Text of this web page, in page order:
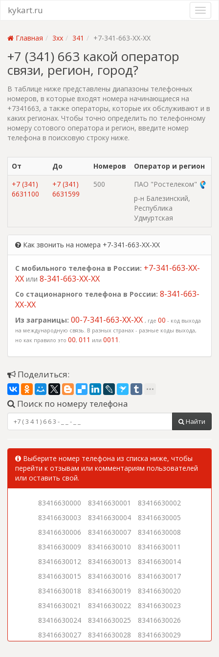
kykart.ru
Главная 3xx 341 +7-341-663-XX-XX
+7 (341) 663 какой оператор
связи, регион, город?
В таблице ниже представлены диапазоны телефонных
номеров, в которые входят номера начинающиеся на
+7341663, а также операторы, которые их обслуживают и в
каких регионах. Чтобы точно определить по телефонному
номеру сотового оператора и регион, введите номер
телефона в поисковую строку ниже.
От До Номеров
Оператор и регион
+7 (341)
6631100
+7 (341)
6631599
500
ПАО "Ростелеком"
р-н Балезинский,
Республика
Удмуртская
Как звонить на номера +7-341-663-XX-XX
С мобильного телефона в России: +7-341-663-XX-
XX или 8-341-663-XX-XX
Со стационарного телефона в России: 8-341-663-
XX-XX
Из заграницы: 00-7-341-663-XX-XX , где 00 - код выхода
на международную связь. В разных странах - разные коды выхода,
но как правило это 00, 011 или 0011 .
Поделиться:
Поиск по номеру телефона
Найти
Выберите номер телефона из списка ниже, чтобы
перейти к отзывам или комментариям пользователей
или оставить свой.
83416630000 83416630001
83416630002
83416630003
83416630004
83416630005
83416630006
83416630007
83416630008
83416630009
83416630010
83416630011
83416630012
83416630013
83416630014
83416630015
83416630016
83416630017
83416630018
83416630019
83416630020
83416630021
83416630022
83416630023
83416630024
83416630025
83416630026
83416630027
83416630028
83416630029